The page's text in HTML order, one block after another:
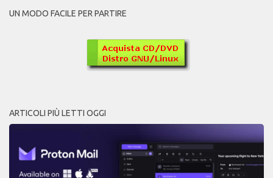
UN MODO FACILE PER PARTIRE
ARTICOLI PIÙ LETTI OGGI